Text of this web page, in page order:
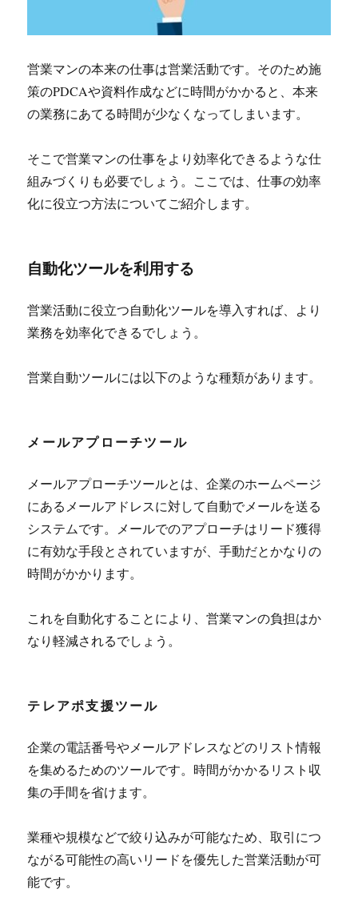
営業マンの本来の仕事は営業活動です。そのため施
策のPDCAや資料作成などに時間がかかると、本来
の業務にあてる時間が少なくなってしまいます。
そこで営業マンの仕事をより効率化できるような仕
組みづくりも必要でしょう。ここでは、仕事の効率
化に役立つ方法についてご紹介します。
自動化ツールを利用する
営業活動に役立つ自動化ツールを導入すれば、より
業務を効率化できるでしょう。
営業自動ツールには以下のような種類があります。
メールアプローチツール
メールアプローチツールとは、企業のホームページ
にあるメールアドレスに対して自動でメールを送る
システムです。メールでのアプローチはリード獲得
に有効な手段とされていますが、手動だとかなりの
時間がかかります。
これを自動化することにより、営業マンの負担はか
なり軽減されるでしょう。
テレアポ支援ツール
企業の電話番号やメールアドレスなどのリスト情報
を集めるためのツールです。時間がかかるリスト収
集の手間を省けます。
業種や規模などで絞り込みが可能なため、取引につ
ながる可能性の高いリードを優先した営業活動が可
能です。